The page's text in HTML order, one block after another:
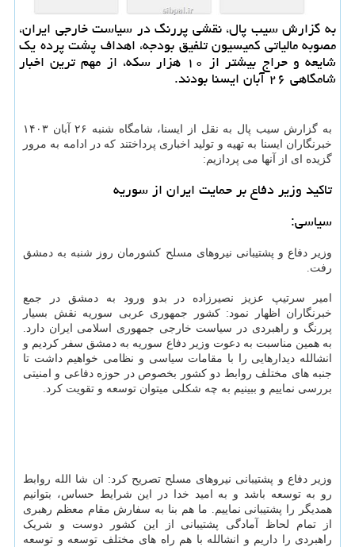
به گزارش سیب پال، نقشی پررنگ در سیاست خارجی ایران،
مصوبه مالیاتی کمیسیون تلفیق بودجه، اهداف پشت پرده یک
شایعه و حراج بیشتر از ۱۰ هزار سکه، از مهم ترین اخبار
شامگاهی ۲۶ آبان ایسنا بودند.
به گزارش سیب پال به نقل از ایسنا، شامگاه شنبه ۲۶ آبان ۱۴۰۳
خبرنگاران ایسنا به تهیه و تولید اخباری پرداختند که در ادامه به مرور
گزیده ای از آنها می پردازیم:
تاکید وزیر دفاع بر حمایت ایران از سوریه
سیاسی:
وزیر دفاع و پشتیبانی نیروهای مسلح کشورمان روز شنبه به دمشق
رفت.
امیر سرتیپ عزیز نصیرزاده در بدو ورود به دمشق در جمع
خبرنگاران اظهار نمود: کشور جمهوری عربی سوریه نقش بسیار
پررنگ و راهبردی در سیاست خارجی جمهوری اسلامی ایران دارد.
به همین مناسبت به دعوت وزیر دفاع سوریه به دمشق سفر کردیم و
انشالله دیدارهایی را با مقامات سیاسی و نظامی خواهیم داشت تا
جنبه های مختلف روابط دو کشور بخصوص در حوزه دفاعی و امنیتی
بررسی نماییم و ببینیم به چه شکلی میتوان توسعه و تقویت کرد.
وزیر دفاع و پشتیبانی نیروهای مسلح تصریح کرد: ان شا الله روابط
رو به توسعه باشد و به امید خدا در این شرایط حساس، بتوانیم
همدیگر را پشتیبانی نماییم. ما هم بنا به سفارش مقام معظم رهبری
از تمام لحاظ آمادگی پشتیبانی از این کشور دوست و شریک
راهبردی را داریم و انشالله با هم راه های مختلف توسعه و توسعه